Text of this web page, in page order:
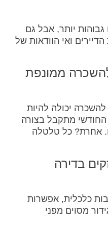
יותר, אבל גם
ואי הוודאות של
ממונפת
יכולה להיות
מתקבל בצורה
אחרת? כל טלטלה
בדירה
כלכלית, אפשרות
מסוים מפני